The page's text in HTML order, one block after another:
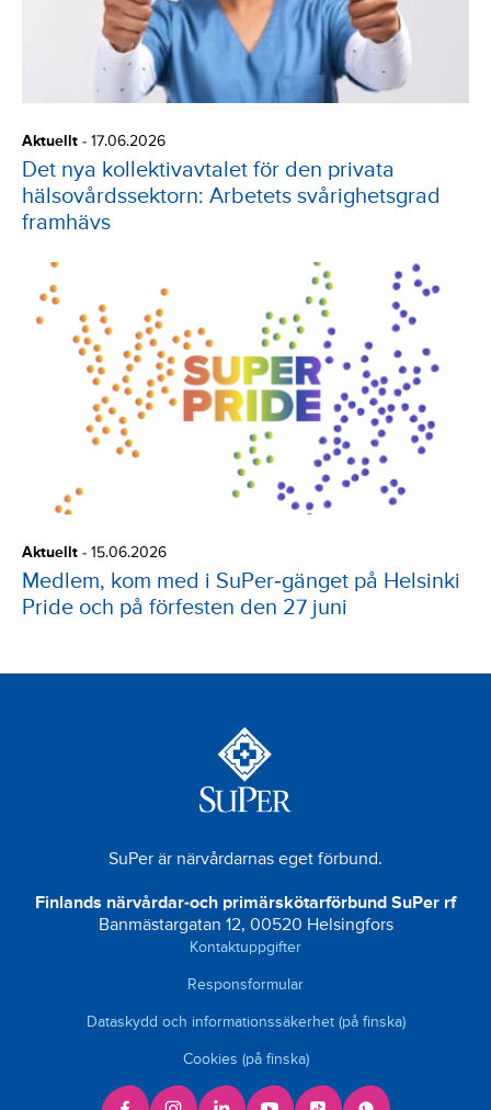
Aktuellt - 17.06.2026
Det nya kollektivavtalet för den privata
hälsovårdssektorn: Arbetets svårighetsgrad
framhävs
Aktuellt - 15.06.2026
Medlem, kom med i SuPer‑gänget på Helsinki
Pride och på förfesten den 27 juni
SuPer är närvårdarnas eget förbund.
Finlands närvårdar-och primärskötarförbund SuPer rf
Banmästargatan 12, 00520 Helsingfors
Kontaktuppgifter
Responsformular
Dataskydd och informationssäkerhet (på finska)
Cookies (på finska)